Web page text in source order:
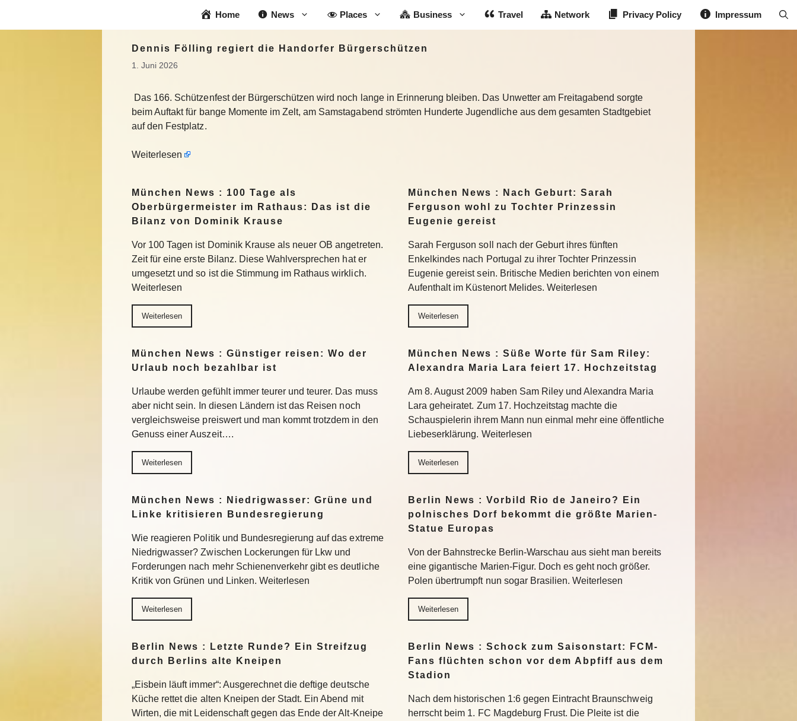
Home News Places Business Travel Network Privacy Policy Impressum
Dennis Fölling regiert die Handorfer Bürgerschützen
1. Juni 2026
Das 166. Schützenfest der Bürgerschützen wird noch lange in Erinnerung bleiben. Das Unwetter am Freitagabend sorgte
beim Auftakt für bange Momente im Zelt, am Samstagabend strömten Hunderte Jugendliche aus dem gesamten Stadtgebiet
auf den Festplatz.
Weiterlesen
München News : 100 Tage als
Oberbürgermeister im Rathaus: Das ist die
Bilanz von Dominik Krause
Vor 100 Tagen ist Dominik Krause als neuer OB angetreten.
Zeit für eine erste Bilanz. Diese Wahlversprechen hat er
umgesetzt und so ist die Stimmung im Rathaus wirklich.
Weiterlesen
Weiterlesen
München News : Nach Geburt: Sarah
Ferguson wohl zu Tochter Prinzessin
Eugenie gereist
Sarah Ferguson soll nach der Geburt ihres fünften
Enkelkindes nach Portugal zu ihrer Tochter Prinzessin
Eugenie gereist sein. Britische Medien berichten von einem
Aufenthalt im Küstenort Melides. Weiterlesen
Weiterlesen
München News : Günstiger reisen: Wo der
Urlaub noch bezahlbar ist
Urlaube werden gefühlt immer teurer und teurer. Das muss
aber nicht sein. In diesen Ländern ist das Reisen noch
vergleichsweise preiswert und man kommt trotzdem in den
Genuss einer Auszeit….
Weiterlesen
München News : Süße Worte für Sam Riley:
Alexandra Maria Lara feiert 17. Hochzeitstag
Am 8. August 2009 haben Sam Riley und Alexandra Maria
Lara geheiratet. Zum 17. Hochzeitstag machte die
Schauspielerin ihrem Mann nun einmal mehr eine öffentliche
Liebeserklärung. Weiterlesen
Weiterlesen
München News : Niedrigwasser: Grüne und
Linke kritisieren Bundesregierung
Wie reagieren Politik und Bundesregierung auf das extreme
Niedrigwasser? Zwischen Lockerungen für Lkw und
Forderungen nach mehr Schienenverkehr gibt es deutliche
Kritik von Grünen und Linken. Weiterlesen
Weiterlesen
Berlin News : Vorbild Rio de Janeiro? Ein
polnisches Dorf bekommt die größte Marien-
Statue Europas
Von der Bahnstrecke Berlin-Warschau aus sieht man bereits
eine gigantische Marien-Figur. Doch es geht noch größer.
Polen übertrumpft nun sogar Brasilien. Weiterlesen
Weiterlesen
Berlin News : Letzte Runde? Ein Streifzug
durch Berlins alte Kneipen
„Eisbein läuft immer“: Ausgerechnet die deftige deutsche
Küche rettet die alten Kneipen der Stadt. Ein Abend mit
Wirten, die mit Leidenschaft gegen das Ende der Alt-Kneipe
Berlin News : Schock zum Saisonstart: FCM-
Fans flüchten schon vor dem Abpfiff aus dem
Stadion
Nach dem historischen 1:6 gegen Eintracht Braunschweig
herrscht beim 1. FC Magdeburg Frust. Die Pleite ist die